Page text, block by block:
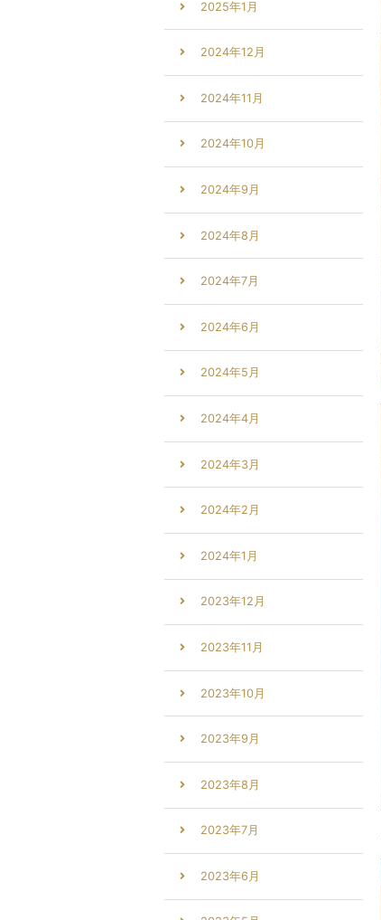
2025年1月
2024年12月
2024年11月
2024年10月
2024年9月
2024年8月
2024年7月
2024年6月
2024年5月
2024年4月
2024年3月
2024年2月
2024年1月
2023年12月
2023年11月
2023年10月
2023年9月
2023年8月
2023年7月
2023年6月